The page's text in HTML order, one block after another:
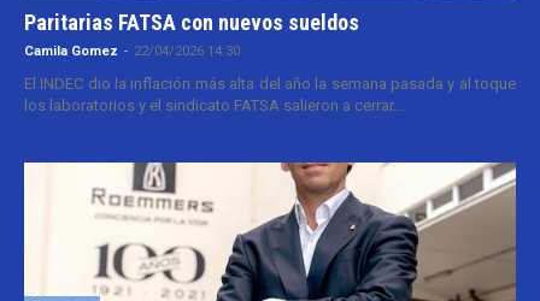
Paritarias FATSA con nuevos sueldos
Camila Gomez - 22/04/2026 14:30
El INDEC dio la inflación más alta del año la semana pasada y al toque
los laboratorios y el sindicato FATSA salieron a cerrar...